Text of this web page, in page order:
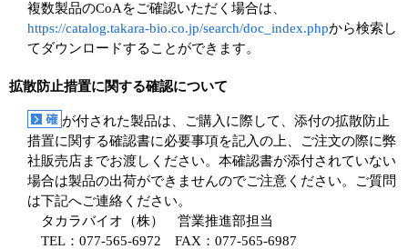
複数製品のCoAをご確認いただく場合は、
https://catalog.takara-bio.co.jp/search/doc_index.phpから検索し
てダウンロードすることができます。
拡散防止措置に関する確認について
が付された製品は、ご購入に際して、添付の拡散防止
措置に関する確認書に必要事項を記入の上、ご注文の際に弊
社販売店までお渡しください。本確認書が添付されていない
場合は製品の出荷ができませんのでご注意ください。ご質問
は下記へご連絡ください。
タカラバイオ（株） 営業推進部担当
TEL：077-565-6972 FAX：077-565-6987